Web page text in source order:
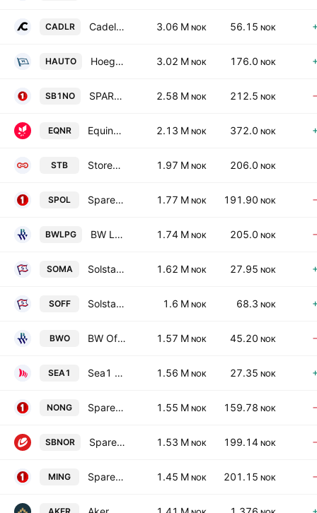
CADLR Cadeler A/S 3.06 M NOK 56.15 NOK
HAUTO Hoegh Autoliners ASA 3.02 M NOK 176.0 NOK
SB1NO SPAREBANK 1 SOR-NORGE ASA 2.58 M NOK 212.5 NOK
EQNR Equinor ASA 2.13 M NOK 372.0 NOK
STB Storebrand ASA 1.97 M NOK 206.0 NOK
SPOL Sparebank 1 Ostlandet 1.77 M NOK 191.90 NOK
BWLPG BW LPG Limited 1.74 M NOK 205.0 NOK
SOMA Solstad Maritime ASA 1.62 M NOK 27.95 NOK
SOFF Solstad Offshore ASA 1.6 M NOK 68.3 NOK
BWO BW Offshore Limited 1.57 M NOK 45.20 NOK
SEA1 Sea1 Offshore Incorporation 1.56 M NOK 27.35 NOK
NONG SpareBank 1 Nord-Norge 1.55 M NOK 159.78 NOK
SBNOR Sparebanken Norge 1.53 M NOK 199.14 NOK
MING SpareBank 1 SMN 1.45 M NOK 201.15 NOK